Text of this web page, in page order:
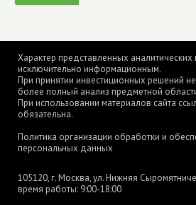
Характер представленных аналитических
исключительно информационным.
При принятии инвестиционных решений
более полный анализ предметной
При использовании материалов сайта
обязательна.
Политика организации обработки и
персональных данных
105120, г. Москва, ул. Нижняя
время работы: 9:00-18:00